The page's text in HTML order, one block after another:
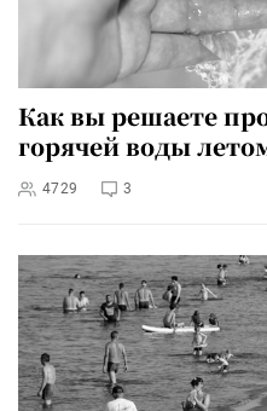
Как вы решаете
горячей воды
4729 3